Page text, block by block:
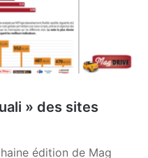
» des sites
édition de Mag